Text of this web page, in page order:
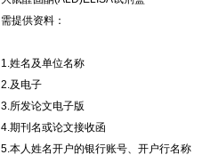
需提供资料：
1.姓名及单位名称
2.及电子
3.所发论文电子版
4.期刊名或论文接收函
5.本人姓名开户的银行账号、开户行名称